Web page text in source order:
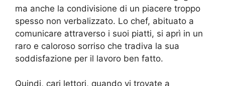
ma anche la condivisione di un piacere troppo
spesso non verbalizzato. Lo chef, abituato a
comunicare attraverso i suoi piatti, si aprì in un
raro e caloroso sorriso che tradiva la sua
soddisfazione per il lavoro ben fatto.
Quindi, cari lettori, quando vi trovate a